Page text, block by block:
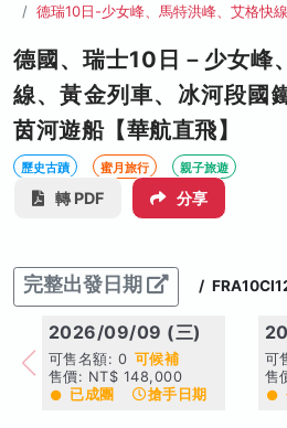
德瑞10日-少女峰、馬特洪峰、艾格快
德國、瑞士10日－少女峰
線、黃金列車、冰河段國
茵河遊船【華航直飛】
歷史古蹟 蜜月旅行 親子旅遊
轉 PDF 分享
完整出發日期 /
2026/09/09 (三)
可售名額: 0 可候補
售價: NT$ 148,000
已成團
搶手日期
可
售